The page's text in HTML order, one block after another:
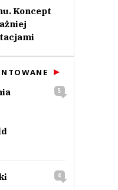
Koncept
5
4